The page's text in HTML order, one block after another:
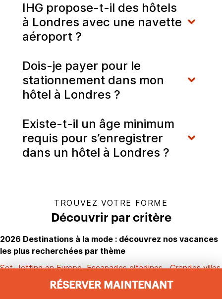
RÉSERVER MAINTENANT
IHG propose-t-il des hôtels
à Londres avec une navette
aéroport ?
Dois-je payer pour le
stationnement dans mon
hôtel à Londres ?
Existe-t-il un âge minimum
requis pour s’enregistrer
dans un hôtel à Londres ?
TROUVEZ VOTRE FORME
Découvrir par critère
2026 Destinations à la mode : découvrez nos vacances
les plus recherchées par thème
Set-Jetting en Europe Escapades citadines
Grandes villes
Nouveaux hôtels et Ouvertures à venir
Hôtels avec piscine
Hôtels romantiques complexes de